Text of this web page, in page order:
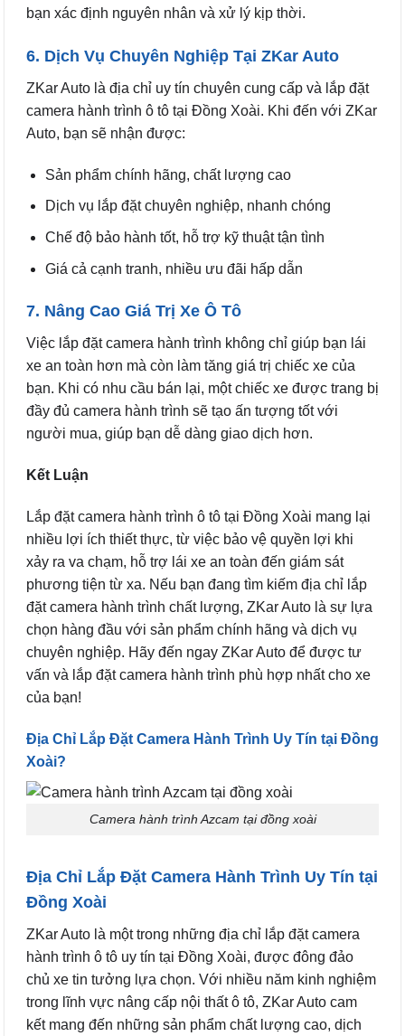
bạn xác định nguyên nhân và xử lý kịp thời.
6. Dịch Vụ Chuyên Nghiệp Tại ZKar Auto
ZKar Auto là địa chỉ uy tín chuyên cung cấp và lắp đặt
camera hành trình ô tô tại Đồng Xoài. Khi đến với ZKar
Auto, bạn sẽ nhận được:
Sản phẩm chính hãng, chất lượng cao
Dịch vụ lắp đặt chuyên nghiệp, nhanh chóng
Chế độ bảo hành tốt, hỗ trợ kỹ thuật tận tình
Giá cả cạnh tranh, nhiều ưu đãi hấp dẫn
7. Nâng Cao Giá Trị Xe Ô Tô
Việc lắp đặt camera hành trình không chỉ giúp bạn lái
xe an toàn hơn mà còn làm tăng giá trị chiếc xe của
bạn. Khi có nhu cầu bán lại, một chiếc xe được trang bị
đầy đủ camera hành trình sẽ tạo ấn tượng tốt với
người mua, giúp bạn dễ dàng giao dịch hơn.
Kết Luận
Lắp đặt camera hành trình ô tô tại Đồng Xoài mang lại
nhiều lợi ích thiết thực, từ việc bảo vệ quyền lợi khi
xảy ra va chạm, hỗ trợ lái xe an toàn đến giám sát
phương tiện từ xa. Nếu bạn đang tìm kiếm địa chỉ lắp
đặt camera hành trình chất lượng, ZKar Auto là sự lựa
chọn hàng đầu với sản phẩm chính hãng và dịch vụ
chuyên nghiệp. Hãy đến ngay ZKar Auto để được tư
vấn và lắp đặt camera hành trình phù hợp nhất cho xe
của bạn!
Địa Chỉ Lắp Đặt Camera Hành Trình Uy Tín tại Đồng
Xoài?
Camera hành trình Azcam tại đồng xoài
Địa Chỉ Lắp Đặt Camera Hành Trình Uy Tín tại
Đồng Xoài
ZKar Auto là một trong những địa chỉ lắp đặt camera
hành trình ô tô uy tín tại Đồng Xoài, được đông đảo
chủ xe tin tưởng lựa chọn. Với nhiều năm kinh nghiệm
trong lĩnh vực nâng cấp nội thất ô tô, ZKar Auto cam
kết mang đến những sản phẩm chất lượng cao, dịch